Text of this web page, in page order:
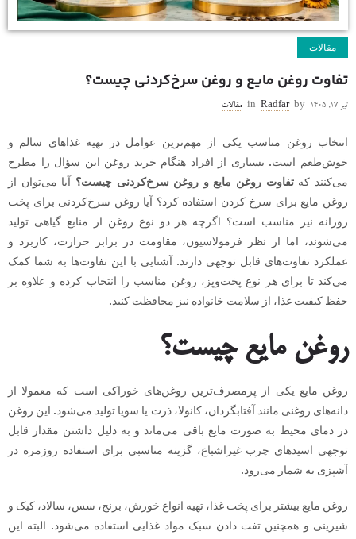
مقالات
تفاوت روغن مایع و روغن سرخ‌کردنی چیست؟
تیر ۱۷, ۱۴۰۵ by
Radfar
in مقالات
انتخاب روغن مناسب یکی از مهم‌ترین عوامل در تهیه غذاهای سالم و
خوش‌طعم است. بسیاری از افراد هنگام خرید روغن این سؤال را مطرح
می‌کنند کهتفاوت روغن مایع و روغن سرخ‌کردنی چیست؟ آیا می‌توان از
روغن مایع برای سرخ کردن استفاده کرد؟ آیا روغن سرخ‌کردنی برای پخت
روزانه نیز مناسب است؟ اگرچه هر دو نوع روغن از منابع گیاهی تولید
می‌شوند، اما از نظر فرمولاسیون، مقاومت در برابر حرارت، کاربرد و
عملکرد تفاوت‌های قابل توجهی دارند. آشنایی با این تفاوت‌ها به شما کمک
می‌کند تا برای هر نوع پخت‌وپز، روغن مناسب را انتخاب کرده و علاوه بر
حفظ کیفیت غذا، از سلامت خانواده نیز محافظت کنید.
روغن مایع چیست؟
روغن مایع یکی از پرمصرف‌ترین روغن‌های خوراکی است که معمولا از
دانه‌های روغنی مانند آفتابگردان، کانولا، ذرت یا سویا تولید می‌شود. این روغن
در دمای محیط به صورت مایع باقی می‌ماند و به دلیل داشتن مقدار قابل
توجهی اسیدهای چرب غیراشباع، گزینه مناسبی برای استفاده روزمره در
آشپزی به شمار می‌رود.
روغن مایع بیشتر برای پخت غذا، تهیه انواع خورش، برنج، سس، سالاد، کیک و
شیرینی و همچنین تفت دادن سبک مواد غذایی استفاده می‌شود. البته این